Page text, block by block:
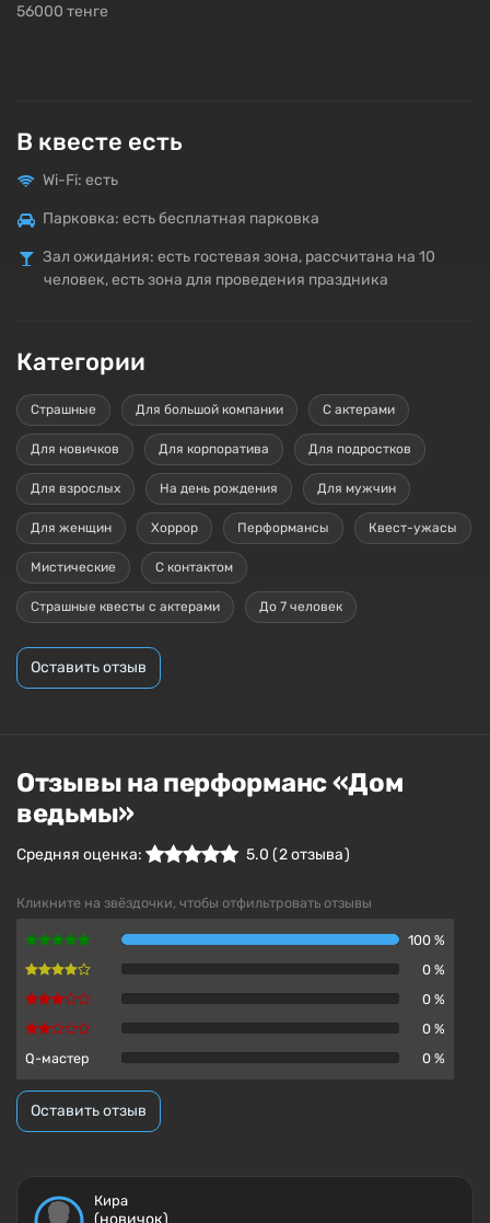
56000 тенге
В квесте есть
Wi-Fi: есть
Парковка: есть бесплатная парковка
Зал ожидания: есть гостевая зона, рассчитана на 10
человек, есть зона для проведения праздника
Категории
Страшные Для большой компании С актерами
Для новичков Для корпоратива Для подростков
Для взрослых На день рождения Для мужчин
Для женщин Хоррор Перформансы Квест-ужасы
Мистические С контактом
Страшные квесты с актерами До 7 человек
Оставить отзыв
Отзывы на перформанс «Дом
ведьмы»
Средняя оценка: 5.0 (2отзыва )
Кликните на звёздочки, чтобы отфильтровать отзывы
100 %
0 %
0 %
0 %
Q-мастер
0 %
Оставить отзыв
Кира